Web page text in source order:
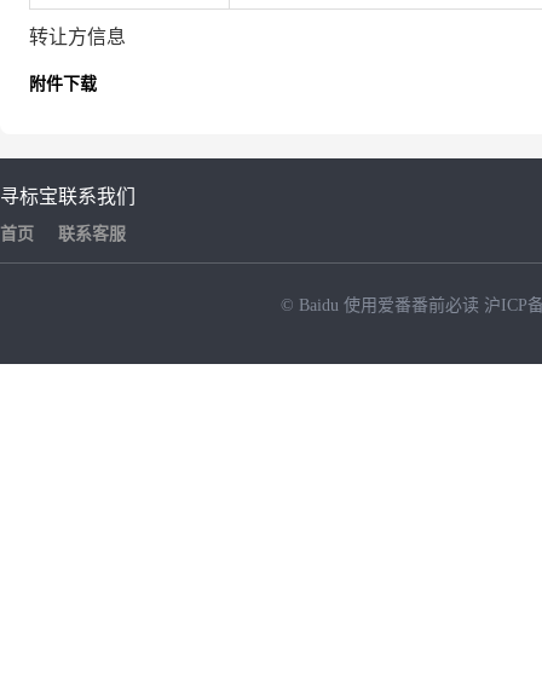
转让方信息
附件下载
寻标宝
首页
联系我们
联系客服
© Baidu 使用爱番番前必读 沪ICP